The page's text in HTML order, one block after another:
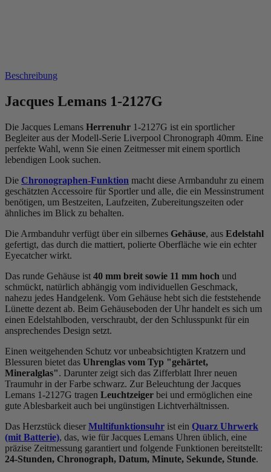
Beschreibung
Jacques Lemans 1-2127G
Die Jacques Lemans Herrenuhr 1-2127G ist ein sportlicher
Begleiter aus der Modell-Serie Liverpool Chronograph 40mm. Eine
perfekte Wahl, wenn Sie einen Zeitmesser mit einem sportlich
lebendigen Look suchen.
Die Chronographen-Funktion macht diese Armbanduhr zu einem
geschätzten Accessoire für Sportler und alle, die ein Messinstrument
benötigen, um Bestzeiten, Laufzeiten, Zubereitungszeiten oder
ähnliches im Blick zu behalten.
Die Armbanduhr verfügt über ein silbernes Gehäuse, aus Edelstahl
gefertigt, das durch die mattiert, polierte Oberfläche wie ein echter
Eyecatcher wirkt.
Das runde Gehäuse ist 40 mm breit sowie 11 mm hoch und
schmückt, natürlich abhängig vom individuellen Geschmack,
nahezu jedes Handgelenk. Vom Gehäuse hebt sich die feststehende
Lünette dezent ab. Beim Gehäuseboden der Uhr handelt es sich um
einen Edelstahlboden, verschraubt, der den Schlusspunkt für ein
ansprechendes Design setzt.
Einen weitgehenden Schutz vor unbeabsichtigten Kratzern und
Blessuren bietet das Uhrenglas vom Typ "gehärtet,
Mineralglas". Darunter zeigt sich das Zifferblatt Ihrer neuen
Traumuhr in der Farbe schwarz. Zur Beleuchtung der Jacques
Lemans 1-2127G tragen Leuchtzeiger bei und ermöglichen eine
gute Ablesbarkeit auch bei ungünstigen Lichtverhältnissen.
Das Herzstück dieser Multifunktionsuhr ist ein Quarz Uhrwerk
(mit Batterie), das, wie für Jacques Lemans Uhren üblich, eine
präzise Zeitmessung garantiert und folgende Funktionen bereitstellt:
24-Stunden, Chronograph, Datum, Minute, Sekunde, Stunde.